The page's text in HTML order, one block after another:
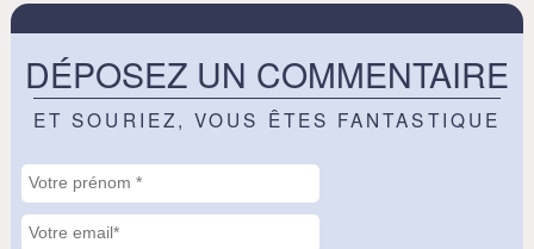
DÉPOSEZ UN COMMENTAIRE
ET SOURIEZ, VOUS ÊTES FANTASTIQUE